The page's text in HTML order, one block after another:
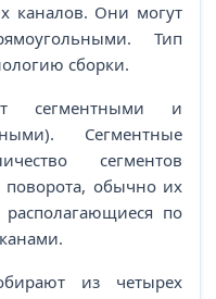
каналов. Они могут
Тип
сборки.
сегментными и
Сегментные
сегментов
поворота, обычно их
по
из четырех